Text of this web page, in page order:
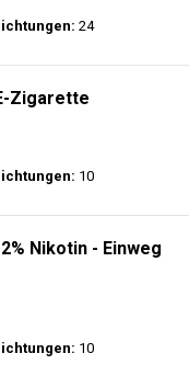
24
Zigarette
10
Nikotin - Einweg
10